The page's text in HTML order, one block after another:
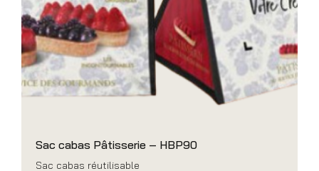
Sac cabas Pâtisserie – HBP90
Sac cabas réutilisable